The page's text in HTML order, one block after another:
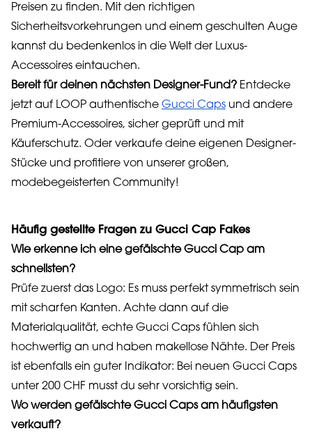
Preisen zu finden. Mit den richtigen
Sicherheitsvorkehrungen und einem geschulten Auge
kannst du bedenkenlos in die Welt der Luxus-
Accessoires eintauchen.
Bereit für deinen nächsten Designer-Fund? Entdecke
jetzt auf LOOP authentische Gucci Caps und andere
Premium-Accessoires, sicher geprüft und mit
Käuferschutz. Oder verkaufe deine eigenen Designer-
Stücke und profitiere von unserer großen,
modebegeisterten Community!
Häufig gestellte Fragen zu Gucci Cap Fakes
Wie erkenne ich eine gefälschte Gucci Cap am
schnellsten?
Prüfe zuerst das Logo: Es muss perfekt symmetrisch sein
mit scharfen Kanten. Achte dann auf die
Materialqualität, echte Gucci Caps fühlen sich
hochwertig an und haben makellose Nähte. Der Preis
ist ebenfalls ein guter Indikator: Bei neuen Gucci Caps
unter 200 CHF musst du sehr vorsichtig sein.
Wo werden gefälschte Gucci Caps am häufigsten
verkauft?